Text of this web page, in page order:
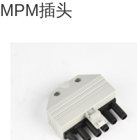
MPM插头